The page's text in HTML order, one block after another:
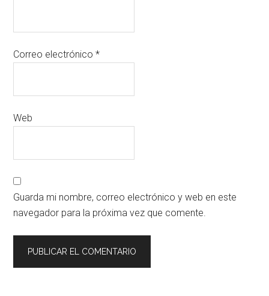
Correo electrónico*
Web
Guarda mi nombre, correo electrónico y web en este
navegador para la próxima vez que comente.